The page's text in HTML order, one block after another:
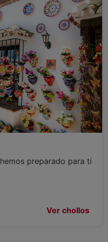
preparado para ti
Ver chollos